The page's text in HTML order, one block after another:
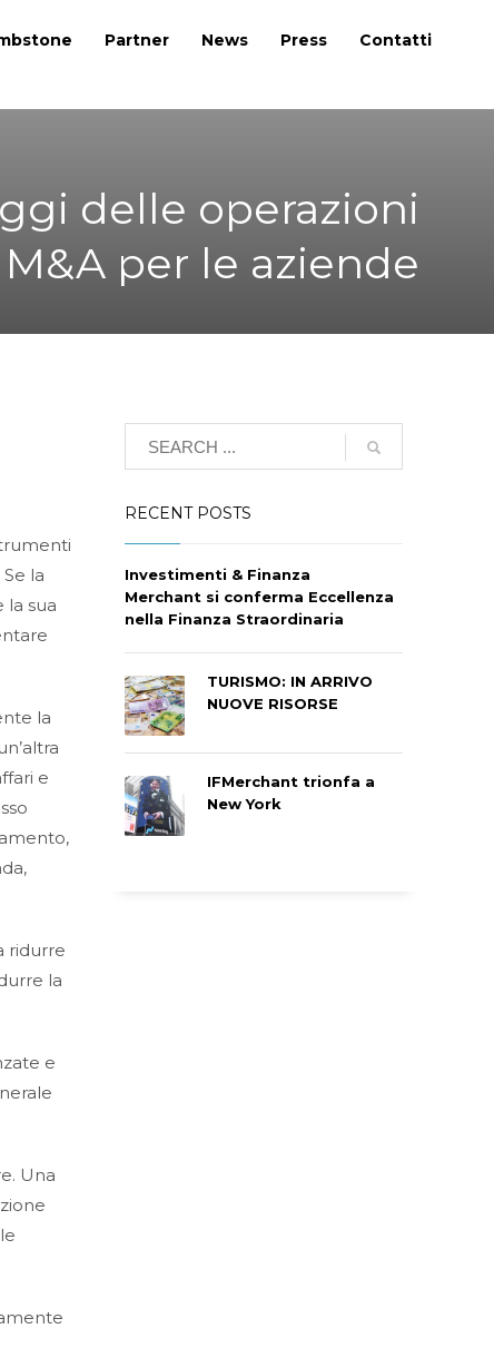
Partner News Press
Contatti
delle operazioni
M&A per le aziende
la
la sua
la
e
ridurre
la
e
Una
RECENT POSTS
Investimenti & Finanza
Merchant si conferma Eccellenza
nella Finanza Straordinaria
TURISMO: IN ARRIVO
NUOVE RISORSE
IFMerchant trionfa a
New York